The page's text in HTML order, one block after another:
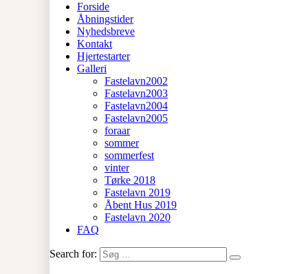
Forside
Åbningstider
Nyhedsbreve
Kontakt
Hjertestarter
Galleri
Fastelavn2002
Fastelavn2003
Fastelavn2004
Fastelavn2005
foraar
sommer
sommerfest
vinter
Tørke 2018
Fastelavn 2019
Åbent Hus 2019
Fastelavn 2020
FAQ
Search for: